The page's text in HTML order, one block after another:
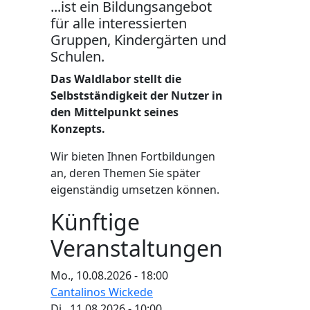
...ist ein Bildungsangebot
für alle interessierten
Gruppen, Kindergärten und
Schulen.
Das Waldlabor stellt die
Selbstständigkeit der Nutzer in
den Mittelpunkt seines
Konzepts.
Wir bieten Ihnen Fortbildungen
an, deren Themen Sie später
eigenständig umsetzen können.
Künftige
Veranstaltungen
Mo., 10.08.2026 - 18:00
Cantalinos Wickede